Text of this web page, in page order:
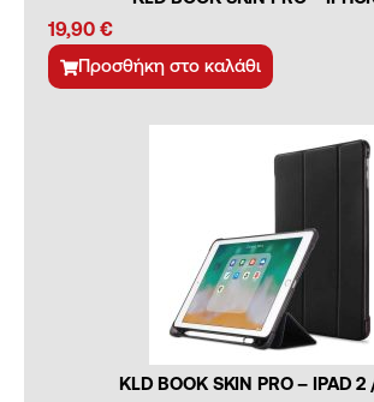
19,90 €
Προσθήκη στο καλάθι
KLD BOOK SKIN PRO – IPAD